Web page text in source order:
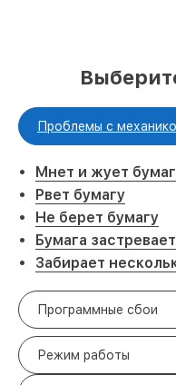
Проблемы с
Мнет и жует
Рвет бумагу
Не берет бумагу
Бумага застревает
Забирает
Программные сбои
Режим работы